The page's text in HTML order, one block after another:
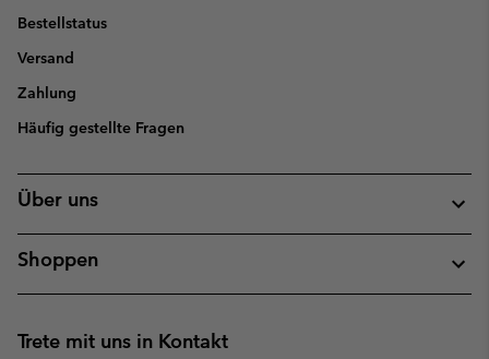
Bestellstatus
Versand
Zahlung
Häufig gestellte Fragen
Über uns
Shoppen
Trete mit uns in Kontakt